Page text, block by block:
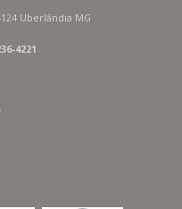
Uberlândia MG
4221